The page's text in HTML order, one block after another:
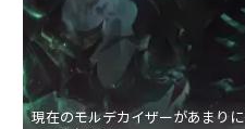
現在のモルデカイザーがあまり